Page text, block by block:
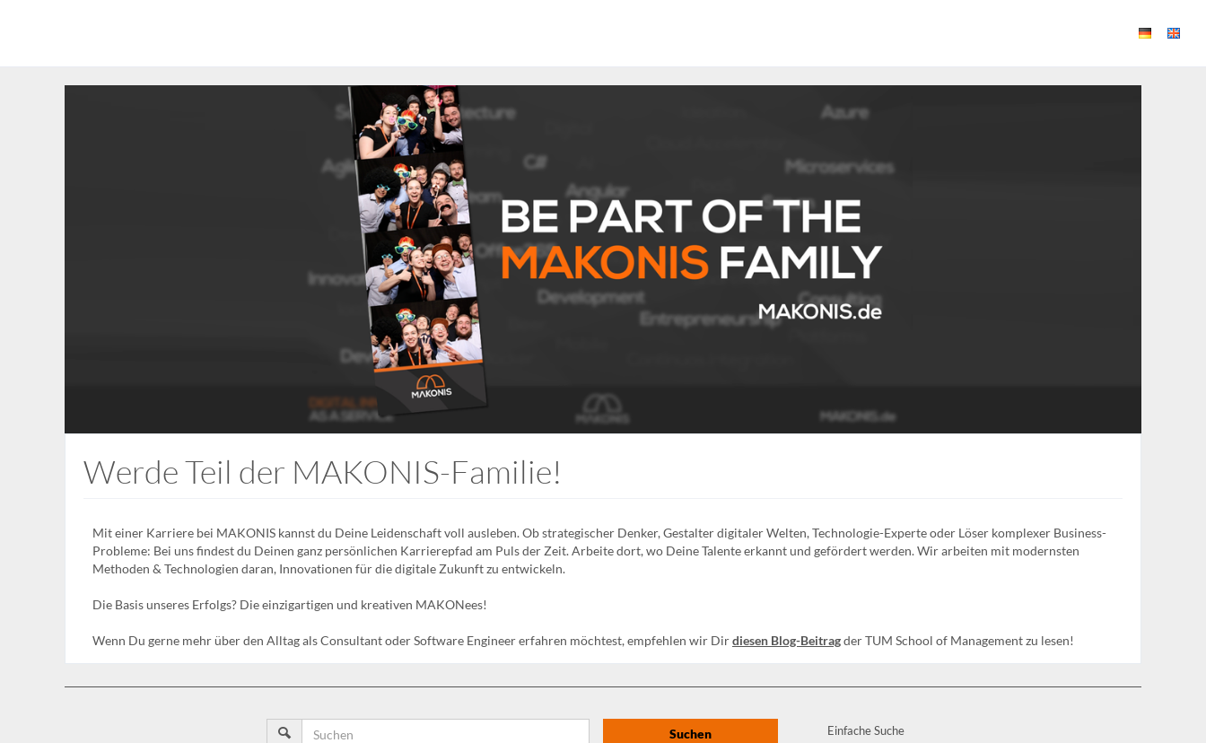
Werde Teil der MAKONIS-Familie!
Mit einer Karriere bei MAKONIS kannst du Deine Leidenschaft voll ausleben. Ob strategischer Denker, Gestalter digitaler Welten, Technologie-Experte oder Löser komplexer Business-
Probleme: Bei uns findest du Deinen ganz persönlichen Karrierepfad am Puls der Zeit. Arbeite dort, wo Deine Talente erkannt und gefördert werden. Wir arbeiten mit modernsten
Methoden & Technologien daran, Innovationen für die digitale Zukunft zu entwickeln.
Die Basis unseres Erfolgs? Die einzigartigen und kreativen MAKONees!
Wenn Du gerne mehr über den Alltag als Consultant oder Software Engineer erfahren möchtest, empfehlen wir Dirdiesen Blog-Beitragder TUM School of Management zu lesen!
Suchen Einfache Suche